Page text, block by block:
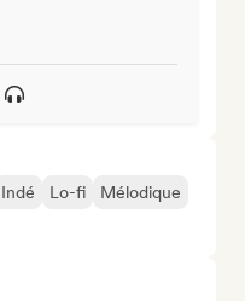
Indé Lo-fi
Mélodique